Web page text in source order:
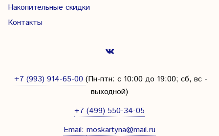
Накопительные скидки
Контакты
+7 (993) 914-65-00 (Пн-птн: с 10:00 до 19:00; сб, вс -
выходной)
+7 (499) 550-34-05
Email: moskartyna@mail.ru